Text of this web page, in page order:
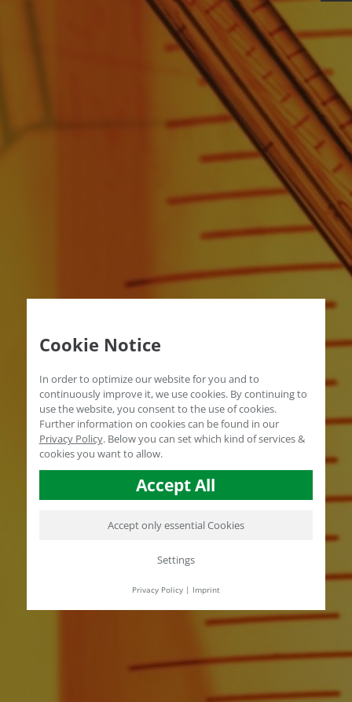
Cookie Notice
In order to optimize our website for you and to
continuously improve it, we use cookies. By continuing to
use the website, you consent to the use of cookies.
Further information on cookies can be found in our
Privacy Policy. Below you can set which kind of services &
cookies you want to allow.
Accept All
Accept only essential Cookies
Settings
Privacy Policy| Imprint